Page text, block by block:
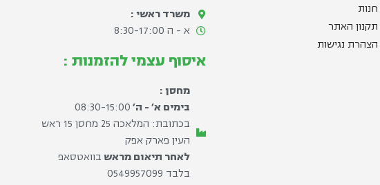
חנות
תקנון האתר
הצהרת נגישות
משרד ראשי :
א - ה 8:30-17:00​
איסוף עצמי להזמנות :
מחסן :
בימים א׳ - ה׳08:30-15:00
בכתובת: המלאכה 25 מחסן 15 ראש
העין פארק אפק
לאחר תיאום מראש בוואטסאפ
בלבד ⁦0549957099⁩